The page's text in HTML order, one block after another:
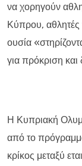
να χορηγούν
Κύπρου, αθλητές
ουσία
για πρόκριση και
Η Κυπριακή
από το
κρίκος μεταξύ